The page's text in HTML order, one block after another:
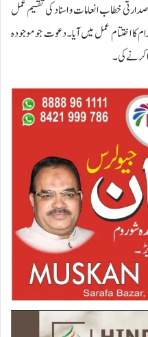
خطاب انعامات و اسناد کی تقسیم عمل
کا اختتام عمل میں آیا۔دعوت جو موجودہ
کرنے کی۔